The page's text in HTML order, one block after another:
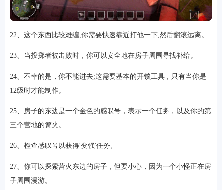
22、这个东西比较难缠,你需要快速靠近打他一下,然后翻滚远离。
23、当投掷者被击败时，你可以安全地在房子周围寻找补给。
24、不幸的是，你不能进去;这需要基本的开锁工具，只有当你是
12级时才能制作。
25、房子的东边是一个金色的感叹号，表示一个任务，以及你的第
三个营地的篝火。
26、检查感叹号以获得'变强'任务。
27、你可以探索营火东边的房子，但要小心，因为一个小怪正在房
子周围漫游。